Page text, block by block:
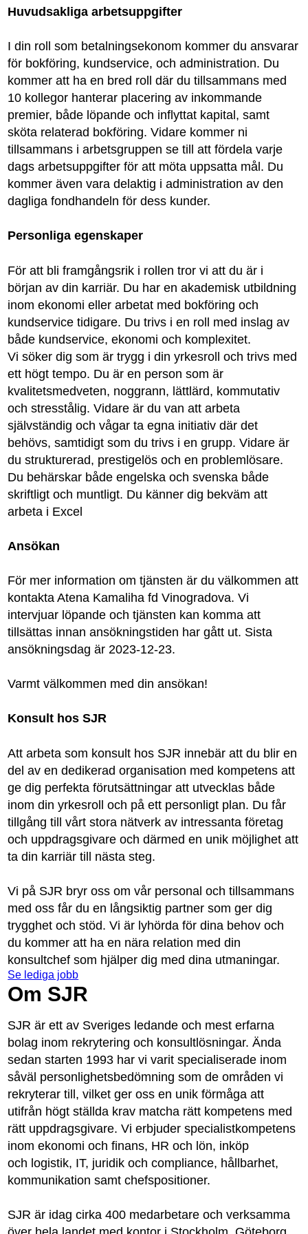
Huvudsakliga arbetsuppgifter
I din roll som betalningsekonom kommer du ansvarar
för bokföring, kundservice, och administration. Du
kommer att ha en bred roll där du tillsammans med
10 kollegor hanterar placering av inkommande
premier, både löpande och inflyttat kapital, samt
sköta relaterad bokföring. Vidare kommer ni
tillsammans i arbetsgruppen se till att fördela varje
dags arbetsuppgifter för att möta uppsatta mål. Du
kommer även vara delaktig i administration av den
dagliga fondhandeln för dess kunder.
Personliga egenskaper
För att bli framgångsrik i rollen tror vi att du är i
början av din karriär. Du har en akademisk utbildning
inom ekonomi eller arbetat med bokföring och
kundservice tidigare. Du trivs i en roll med inslag av
både kundservice, ekonomi och komplexitet.
Vi söker dig som är trygg i din yrkesroll och trivs med
ett högt tempo. Du är en person som är
kvalitetsmedveten, noggrann, lättlärd, kommutativ
och stresstålig. Vidare är du van att arbeta
självständig och vågar ta egna initiativ där det
behövs, samtidigt som du trivs i en grupp. Vidare är
du strukturerad, prestigelös och en problemlösare.
Du behärskar både engelska och svenska både
skriftligt och muntligt. Du känner dig bekväm att
arbeta i Excel
Ansökan
För mer information om tjänsten är du välkommen att
kontakta Atena Kamaliha fd Vinogradova. Vi
intervjuar löpande och tjänsten kan komma att
tillsättas innan ansökningstiden har gått ut. Sista
ansökningsdag är 2023-12-23.
Varmt välkommen med din ansökan!
Konsult hos SJR
Att arbeta som konsult hos SJR innebär att du blir en
del av en dedikerad organisation med kompetens att
ge dig perfekta förutsättningar att utvecklas både
inom din yrkesroll och på ett personligt plan. Du får
tillgång till vårt stora nätverk av intressanta företag
och uppdragsgivare och därmed en unik möjlighet att
ta din karriär till nästa steg.
Vi på SJR bryr oss om vår personal och tillsammans
med oss får du en långsiktig partner som ger dig
trygghet och stöd. Vi är lyhörda för dina behov och
du kommer att ha en nära relation med din
konsultchef som hjälper dig med dina utmaningar.
Se lediga jobb
Om SJR
SJR är ett av Sveriges ledande och mest erfarna
bolag inom rekrytering och konsultlösningar. Ända
sedan starten 1993 har vi varit specialiserade inom
såväl personlighetsbedömning som de områden vi
rekryterar till, vilket ger oss en unik förmåga att
utifrån högt ställda krav matcha rätt kompetens med
rätt uppdragsgivare. Vi erbjuder specialistkompetens
inom ekonomi och finans, HR och lön, inköp
och logistik, IT, juridik och compliance, hållbarhet,
kommunikation samt chefspositioner.
SJR är idag cirka 400 medarbetare och verksamma